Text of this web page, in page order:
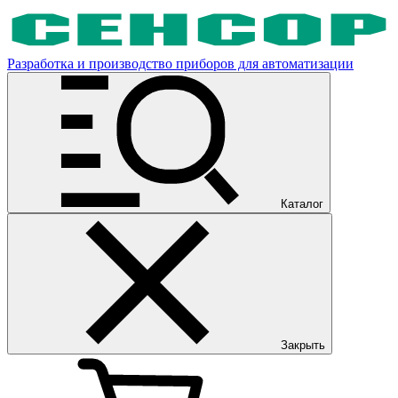
Разработка и производство приборов для автоматизации
Каталог
Закрыть